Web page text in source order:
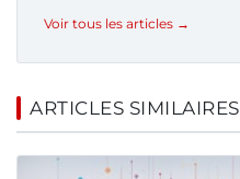
Voir tous les articles →
ARTICLES SIMILAIRES